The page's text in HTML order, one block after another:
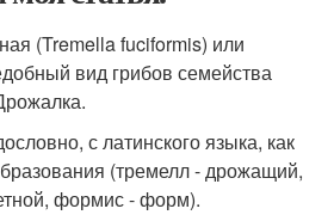
(Tremella fuciformis) или
вид грибов семейства
с латинского языка, как
(тремелл - дрожащий,
формис - форм).